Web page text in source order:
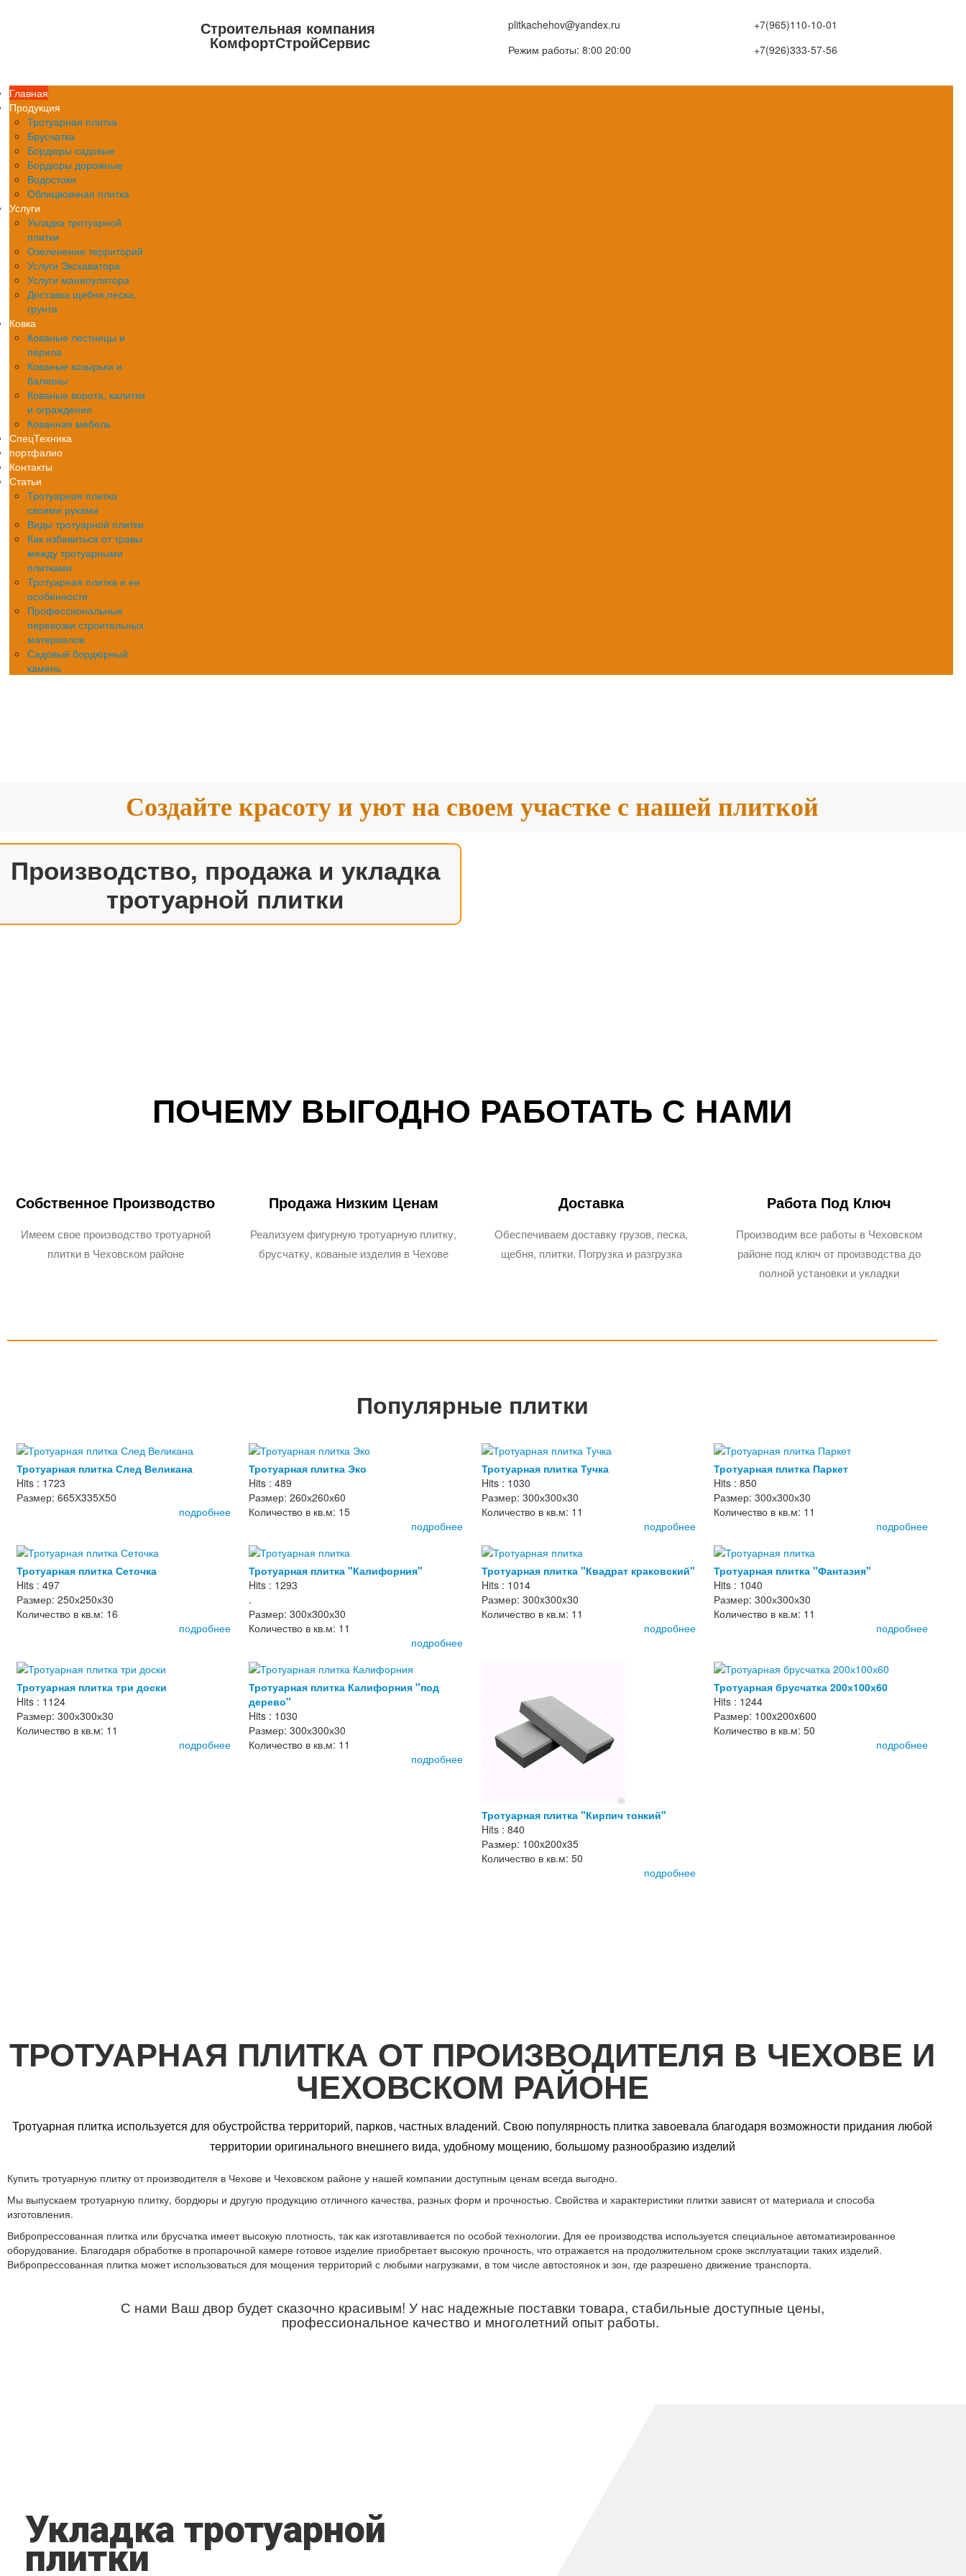
Строительная компания
КомфортСтройСервис
plitkachehov@yandex.ru
Режим работы: 8:00 20:00
+7(965)110-10-01
+7(926)333-57-56
Главная
Продукция
Тротуарная плитка
Брусчатка
Бордюры садовые
Бордюры дорожные
Водостоки
Облицвовчная плитка
Услуги
Укладка тротуарной
плитки
Озеленение территорий
Услуги Экскаватора
Услуги манипулятора
Доставка щебня,песка,
грунта
Ковка
Кованые лестницы и
перила
Кованые козырьки и
балконы
Кованые ворота, калитки
и ограждения
Кованная мебель
СпецТехника
портфалио
Контакты
Статьи
Тротуарная плитка
своими руками
Виды тротуарной плитки
Как избавиться от травы
между тротуарными
плитками
Тротуарная плитка и ее
особенности
Профессиональные
перевозки строительных
материалов
Садовый бордюрный
камень
Создайте красоту и уют на своем участке с нашей плиткой
Производство, продажа и укладка
тротуарной плитки
ПОЧЕМУ ВЫГОДНО РАБОТАТЬ С НАМИ
Собственное Производство
Имеем свое производство тротуарной
плитки в Чеховском районе
Продажа Низким Ценам
Реализуем фигурную тротуарную плитку,
брусчатку, кованые изделия в Чехове
Доставка
Обеспечиваем доставку грузов, песка,
щебня, плитки. Погрузка и разгрузка
Работа Под Ключ
Производим все работы в Чеховском
районе под ключ от производства до
полной установки и укладки
Популярные плитки
Тротуарная плитка След Великана
Hits : 1723
Размер: 665Х335Х50
подробнее
Тротуарная плитка Эко
Hits : 489
Размер: 260х260х60
Количество в кв.м: 15
подробнее
Тротуарная плитка Тучка
Hits : 1030
Размер: 300х300х30
Количество в кв.м: 11
подробнее
Тротуарная плитка Паркет
Hits : 850
Размер: 300х300х30
Количество в кв.м: 11
подробнее
Тротуарная плитка Сеточка
Hits : 497
Размер: 250х250х30
Количество в кв.м: 16
подробнее
Тротуарная плитка "Калифорния"
Hits : 1293
.
Размер: 300х300х30
Количество в кв.м: 11
подробнее
Тротуарная плитка "Квадрат краковский"
Hits : 1014
Размер: 300x300x30
Количество в кв.м: 11
подробнее
Тротуарная плитка "Фантазия"
Hits : 1040
Размер: 300х300х30
Количество в кв.м: 11
подробнее
Тротуарная плитка три доски
Hits : 1124
Размер: 300х300х30
Количество в кв.м: 11
подробнее
Тротуарная плитка Калифорния "под
дерево"
Hits : 1030
Размер: 300х300х30
Количество в кв.м: 11
подробнее
Тротуарная плитка "Кирпич тонкий"
Hits : 840
Размер: 100x200x35
Количество в кв.м: 50
подробнее
Тротуарная брусчатка 200х100х60
Hits : 1244
Размер: 100x200x600
Количество в кв.м: 50
подробнее
ТРОТУАРНАЯ ПЛИТКА ОТ ПРОИЗВОДИТЕЛЯ В ЧЕХОВЕ И
ЧЕХОВСКОМ РАЙОНЕ
Тротуарная плитка используется для обустройства территорий, парков, частных владений. Свою популярность плитка завоевала благодаря возможности придания любой
территории оригинального внешнего вида, удобному мощению, большому разнообразию изделий
Купить тротуарную плитку от производителя в Чехове и Чеховском районе у нашей компании доступным ценам всегда выгодно.
Мы выпускаем тротуарную плитку, бордюры и другую продукцию отличного качества, разных форм и прочностью. Свойства и характеристики плитки зависят от материала и способа
изготовления.
Вибропрессованная плитка или брусчатка имеет высокую плотность, так как изготавливается по особой технологии. Для ее производства используется специальное автоматизированное
оборудование. Благодаря обработке в пропарочной камере готовое изделие приобретает высокую прочность, что отражается на продолжительном сроке эксплуатации таких изделий.
Вибропрессованная плитка может использоваться для мощения территорий с любыми нагрузками, в том числе автостоянок и зон, где разрешено движение транспорта.
С нами Ваш двор будет сказочно красивым! У нас надежные поставки товара, стабильные доступные цены,
профессиональное качество и многолетний опыт работы.
Укладка тротуарной
плитки